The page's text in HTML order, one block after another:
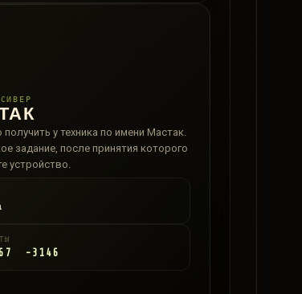
у техника по имени Мастак.
задание, после принятия которого
устройство.
-3146